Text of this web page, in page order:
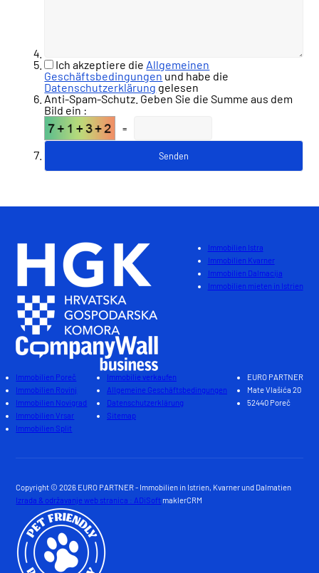
Ich akzeptiere die Allgemeinen
Geschäftsbedingungen und habe die
Datenschutzerklärung gelesen
Anti-Spam-Schutz. Geben Sie die Summe aus dem
Bild ein :
=
Immobilien Istra
Immobilien Kvarner
Immobilien Dalmacija
Immobilien mieten in Istrien
Immobilien Poreč
Immobilien Rovinj
Immobilien Novigrad
Immobilien Vrsar
Immobilien Split
Immobilie verkaufen
Allgemeine Geschäftsbedingungen
Datenschutzerklärung
Sitemap
EURO PARTNER
Mate Vlašića 20
52440 Poreč
Copyright © 2026 EURO PARTNER - Immobilien in Istrien, Kvarner und Dalmatien
Izrada & održavanje web stranica : ADiSoft maklerCRM